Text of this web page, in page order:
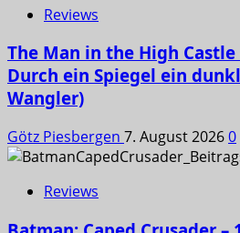
Reviews
The Man in the High Castle
Durch ein Spiegel ein
Wangler)
Götz Piesbergen 7. August 20260
Reviews